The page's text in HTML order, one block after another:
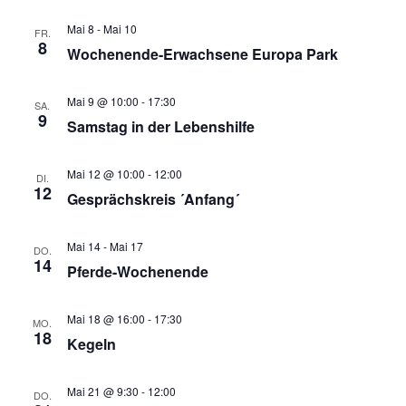
FR.
8
Mai 8 -Mai 10
Wochenende-Erwachsene Europa Park
SA.
9
Mai 9 @ 10:00 - 17:30
Samstag in der Lebenshilfe
DI.
12
Mai 12 @ 10:00 - 12:00
Gesprächskreis ´Anfang´
DO.
14
Mai 14-Mai 17
Pferde-Wochenende
MO.
18
Mai 18 @ 16:00 - 17:30
Kegeln
DO. Mai 21 @ 9:30 - 12:00